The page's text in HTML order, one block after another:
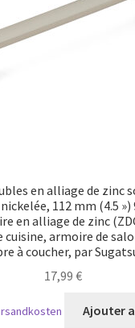
en alliage de zinc
112 mm (4.5 »)
en alliage de zinc
cuisine, armoire de
à coucher, par
17,99 €
Ajouter